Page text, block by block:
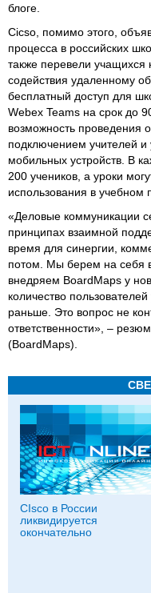
блоге.
Cicso, помимо этого,
процесса в российских
также перевели
содействия удаленному
бесплатный доступ для
Webex Teams на срок до
возможность проведения
подключением учителей и
мобильных устройств. В
200 учеников, а уроки
использования в учебном
«Деловые коммуникации
принципах взаимной
время для синергии,
потом. Мы берем на себя
внедряем BoardMaps у
количество
раньше. Это вопрос не
ответственности», –
(BoardMaps).
СIsco в России
ликвидируется
окончательно